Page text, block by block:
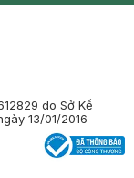
do Sở Kế
13/01/2016